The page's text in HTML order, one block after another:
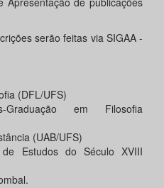
serão feitas via SIGAA -
(DFL/UFS)
em Filosofia
(UAB/UFS)
de Estudos do Século XVIII